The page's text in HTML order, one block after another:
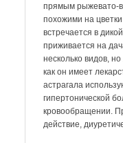
прямым рыжевато-
похожими на
встречается в
приживается на
несколько видов,
как он имеет
астрагала
гипертонической
кровообращении.
действие,